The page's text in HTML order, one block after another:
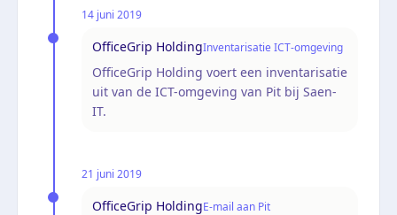
14 juni 2019
OfficeGrip HoldingInventarisatie ICT-omgeving
OfficeGrip Holding voert een inventarisatie
uit van de ICT-omgeving van Pit bij Saen-
IT.
21 juni 2019
OfficeGrip HoldingE-mail aan Pit